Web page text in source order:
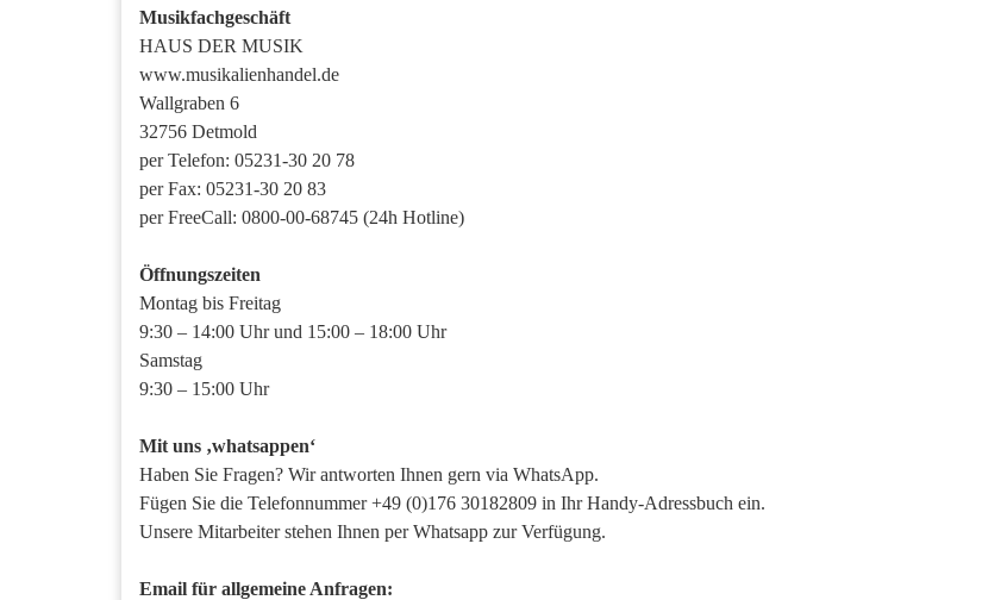
Musikfachgeschäft
HAUS DER MUSIK
www.musikalienhandel.de
Wallgraben 6
32756 Detmold
per Telefon: 05231-30 20 78
per Fax: 05231-30 20 83
per FreeCall: 0800-00-68745 (24h Hotline)
Öffnungszeiten
Montag bis Freitag
9:30 – 14:00 Uhr und 15:00 – 18:00 Uhr
Samstag
9:30 – 15:00 Uhr
Mit uns ‚whatsappen‘
Haben Sie Fragen? Wir antworten Ihnen gern via WhatsApp.
Fügen Sie die Telefonnummer +49 (0)176 30182809 in Ihr Handy-Adressbuch ein.
Unsere Mitarbeiter stehen Ihnen per Whatsapp zur Verfügung.
Email für allgemeine Anfragen: